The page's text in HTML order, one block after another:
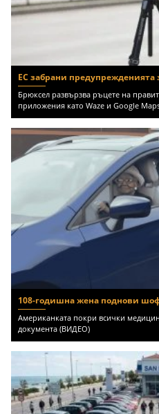
ЕС забрани предупрежденията
Брюксел развързва ръцете на
приложения като Waze и Google
108-годишна жена поднови
Американката покри всички
документа (ВИДЕО)